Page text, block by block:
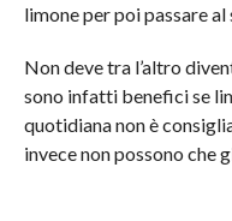
limone per poi passare
Non deve tra l’altro
sono infatti benefici se
quotidiana non è
invece non possono che